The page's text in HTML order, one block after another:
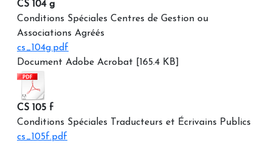
CS 104 g
Conditions Spéciales Centres de Gestion ou
Associations Agréés
cs_104g.pdf
Document Adobe Acrobat [165.4 KB]
CS 105 f
Conditions Spéciales Traducteurs et Écrivains Publics
cs_105f.pdf